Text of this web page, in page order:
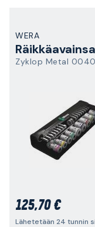
WERA
Zyklop Metal
125,70 €
Lähetetään 24 tunnin